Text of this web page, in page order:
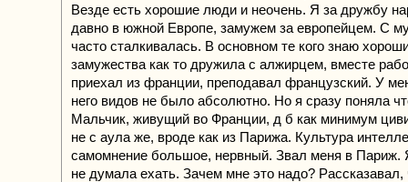
Везде есть хорошие люди и неочень. Я за дружбу
давно в южной Европе, замужем за европейцем. С
часто сталкивалась. В основном те кого знаю
замужества как то дружила с алжирцем, вместе
приехал из франции, преподавал французский. У
него видов не было абсолютно. Но я сразу поняла
Мальчик, живущий во Франции, д б как минимум
не с аула же, вроде как из Парижа. Культура
самомнение большое, нервный. Звал меня в Париж.
не думала ехать. Зачем мне это надо? Рассказавал,